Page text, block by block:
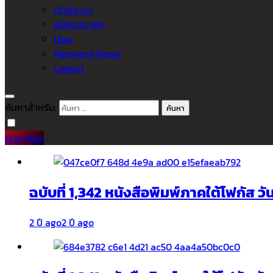
เข้าสู่ระบบ
สมัครสมาชิก
User
Password Reset
Logout
ค้นหาสำหรับ:
Live Now
ฉบับที่ 1,342 หนังสือพิมพ์ภาคใต้โฟกัส วั
2 ปี ago2 ปี ago